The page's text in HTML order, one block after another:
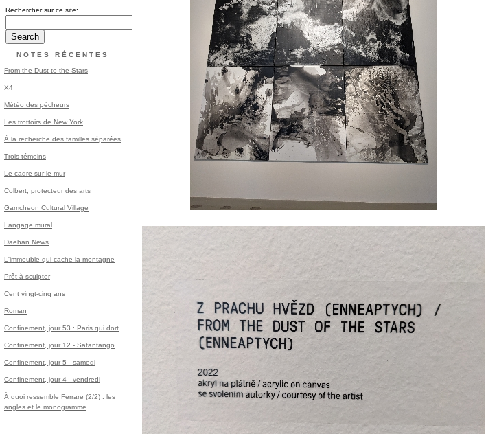
Rechercher sur ce site:
NOTES RÉCENTES
From the Dust to the Stars
X4
Météo des pêcheurs
Les trottoirs de New York
À la recherche des familles séparées
Trois témoins
Le cadre sur le mur
Colbert, protecteur des arts
Gamcheon Cultural Village
Langage mural
Daehan News
L'immeuble qui cache la montagne
Prêt-à-sculpter
Cent vingt-cinq ans
Roman
Confinement, jour 53 : Paris qui dort
Confinement, jour 12 - Satantango
Confinement, jour 5 - samedi
Confinement, jour 4 - vendredi
À quoi ressemble Ferrare (2/2) : les
angles et le monogramme